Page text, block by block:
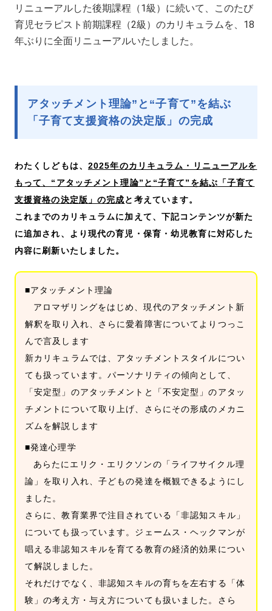
リニューアルした後期課程（1級）に続いて、このたび
育児セラピスト前期課程（2級）のカリキュラムを、18
年ぶりに全面リニューアルいたしました。
アタッチメント理論”と“子育て”を結ぶ
「子育て支援資格の決定版」の完成
わたくしどもは、 2025年のカリキュラム・リニューアルを
もって、“アタッチメント理論”と“子育て”を結ぶ「子育て
支援資格の決定版」の完成と考えています。
これまでのカリキュラムに加えて、下記コンテンツが新た
に追加され、より現代の育児・保育・幼児教育に対応した
内容に刷新いたしました。
■アタッチメント理論
アロマザリングをはじめ、現代のアタッチメント新
解釈を取り入れ、さらに愛着障害についてよりつっこ
んで言及します
新カリキュラムでは、アタッチメントスタイルについ
ても扱っています。パーソナリティの傾向として、
「安定型」のアタッチメントと「不安定型」のアタッ
チメントについて取り上げ、さらにその形成のメカニ
ズムを解説します
■発達心理学
あらたにエリク・エリクソンの「ライフサイクル理
論」を取り入れ、子どもの発達を概観できるようにし
ました。
さらに、教育業界で注目されている「非認知スキル」
についても扱っています。ジェームス・ヘックマンが
唱える非認知スキルを育てる教育の経済的効果につい
て解説しました。
それだけでなく、非認知スキルの育ちを左右する「体
験」の考え方・与え方についても扱いました。さら